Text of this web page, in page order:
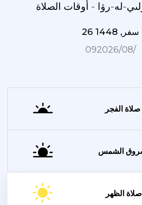
لە-رۋا - أوقات الصلاة
26 سفر, 1448
09‏/08‏/2026
صلاة الفجر
الشمس
صلاة الظهر